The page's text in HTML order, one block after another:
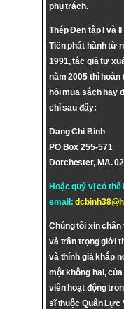
phụ trách.
Thép Đen tập I và
Tiến phát hành từ
1991, tác giả tự
năm 2005 thì hoàn
hỏi mua sách hay
chỉ sau đây:
Dang Chi Binh
PO Box 255-571
Dorchester, MA.
Hoặc quý vị có
email:
Chúng tôi xin
và trân trọng giới
và thính giả khắp
một không hai,
viên hoạt động
sĩ thuộc Quân Lực